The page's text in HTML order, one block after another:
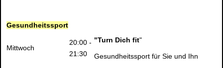
Gesundheitssport
Mittwoch
20:00 -
21:30
"Turn Dich fit"
Gesundheitssport für Sie und Ihn